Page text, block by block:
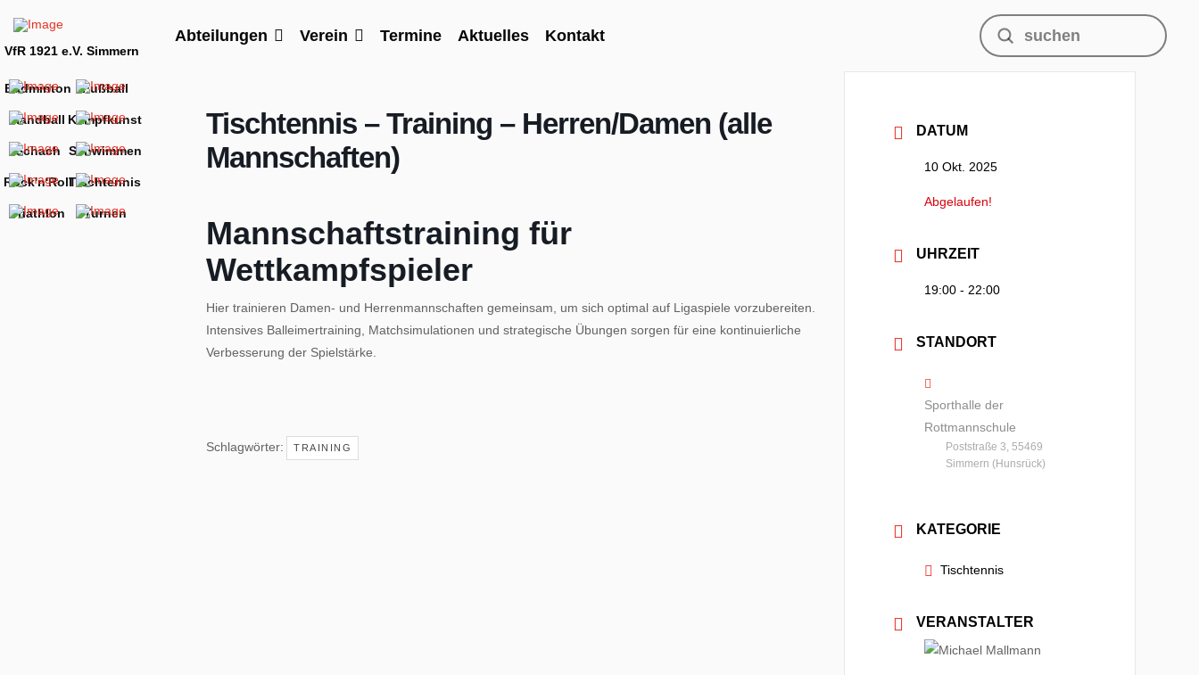
Abteilungen Verein Termine Aktuelles Kontakt
Search
Submit
VfR 1921 e.V. Simmern
Badminton Fußball
Handball Kampfkunst
Schach Schwimmen
Rock'n'RollTischtennis
Triathlon Turnen
Tischtennis – Training – Herren/Damen (alle
Mannschaften)
Mannschaftstraining für
Wettkampfspieler
Hier trainieren Damen- und Herrenmannschaften gemeinsam, um sich optimal auf Ligaspiele vorzubereiten.
Intensives Balleimertraining, Matchsimulationen und strategische Übungen sorgen für eine kontinuierliche
Verbesserung der Spielstärke.
Schlagwörter: TRAINING
DATUM
10 Okt. 2025
Abgelaufen!
UHRZEIT
19:00 - 22:00
STANDORT
Sporthalle der
Rottmannschule
Poststraße 3, 55469
Simmern (Hunsrück)
KATEGORIE
Tischtennis
VERANSTALTER